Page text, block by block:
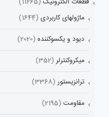
ماژولهای کاربردی (1644)
دیود و یکسوکننده (2020)
میکروکنترلر (352)
ترانزیستور (3368)
مقاومت (2195)